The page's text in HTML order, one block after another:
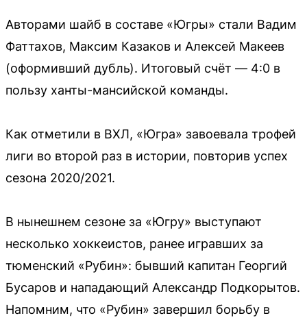
Авторами шайб в составе «Югры» стали Вадим
Фаттахов, Максим Казаков и Алексей Макеев
(оформивший дубль). Итоговый счёт — 4:0 в
пользу ханты-мансийской команды.
Как отметили в ВХЛ, «Югра» завоевала трофей
лиги во второй раз в истории, повторив успех
сезона 2020/2021.
В нынешнем сезоне за «Югру» выступают
несколько хоккеистов, ранее игравших за
тюменский «Рубин»: бывший капитан Георгий
Бусаров и нападающий Александр Подкорытов.
Напомним, что «Рубин» завершил борьбу в